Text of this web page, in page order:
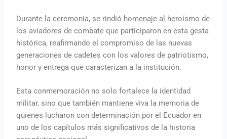
Durante la ceremonia, se rindió homenaje al heroísmo de
los aviadores de combate que participaron en esta gesta
histórica, reafirmando el compromiso de las nuevas
generaciones de cadetes con los valores de patriotismo,
honor y entrega que caracterizan a la institución.
Esta conmemoración no solo fortalece la identidad
militar, sino que también mantiene viva la memoria de
quienes lucharon con determinación por el Ecuador en
uno de los capítulos más significativos de la historia